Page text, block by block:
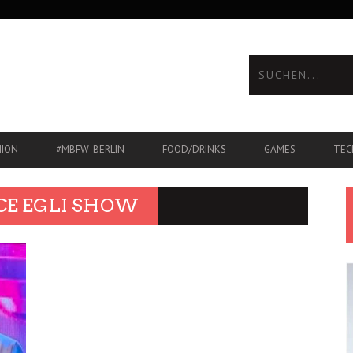
#MBFW-BERLIN FOOD/DRINKS GAMES
EGLI SHOW